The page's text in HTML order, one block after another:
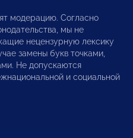
модерацию. Согласно
мы не
нецензурную лексику
замены букв точками,
Не допускаются
и социальной